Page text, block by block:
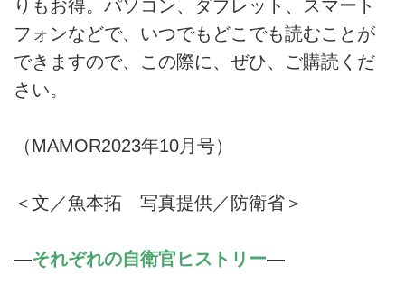
りもお得。パソコン、ダブレット、スマート
フォンなどで、いつでもどこでも読むことが
できますので、この際に、ぜひ、ご購読くだ
さい。
（MAMOR2023年10月号）
＜文／魚本拓 写真提供／防衛省＞
―それぞれの自衛官ヒストリー―